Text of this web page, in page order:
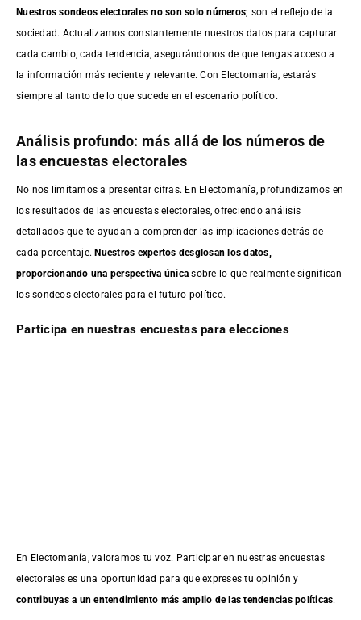
Nuestros sondeos electorales no son solo números; son el reflejo de la
sociedad. Actualizamos constantemente nuestros datos para capturar
cada cambio, cada tendencia, asegurándonos de que tengas acceso a
la información más reciente y relevante. Con Electomanía, estarás
siempre al tanto de lo que sucede en el escenario político.
Análisis profundo: más allá de los números de
las encuestas electorales
No nos limitamos a presentar cifras. En Electomanía, profundizamos en
los resultados de las encuestas electorales, ofreciendo análisis
detallados que te ayudan a comprender las implicaciones detrás de
cada porcentaje.Nuestros expertos desglosan los datos,
proporcionando una perspectiva única sobre lo que realmente significan
los sondeos electorales para el futuro político.
Participa en nuestras encuestas para elecciones
En Electomanía, valoramos tu voz. Participar en nuestras encuestas
electorales es una oportunidad para que expreses tu opinión y
contribuyas a un entendimiento más amplio de las tendencias políticas.